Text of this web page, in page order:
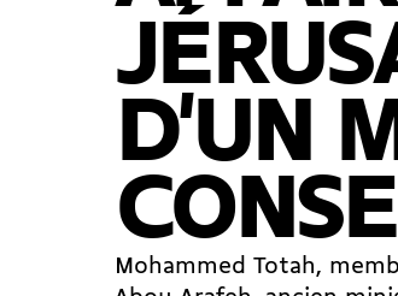
D'UN
Mohammed Totah,